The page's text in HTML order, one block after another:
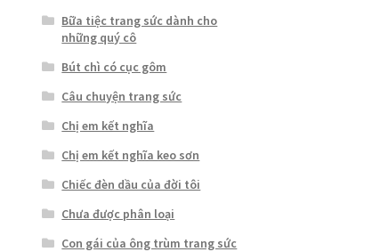
Bữa tiệc trang sức dành cho
những quý cô
Bút chì có cục gôm
Câu chuyện trang sức
Chị em kết nghĩa
Chị em kết nghĩa keo sơn
Chiếc đèn dầu của đời tôi
Chưa được phân loại
Con gái của ông trùm trang sức